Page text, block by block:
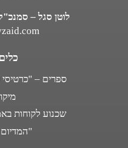
לוטן סגל –
ספרים – "כרטיסי
שכנוע לקוחות